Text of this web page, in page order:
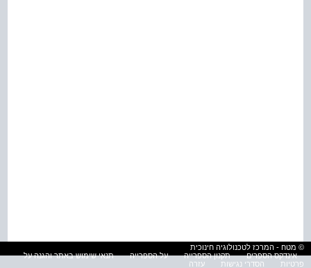
© מטח - המרכז לטכנולוגיה חינוכית
אינדקס הספרים
תקנון הספרייה על הספרייה
תנאי שימוש באתר והגנה על
פרטיות
הסדרי נגישות עזרה